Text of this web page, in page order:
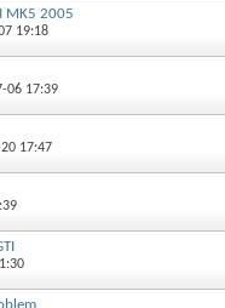
MK5 2005
19:18
06 17:39
17:47